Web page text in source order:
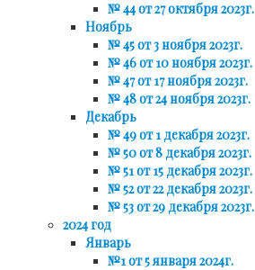
№ 44 от 27 октября 2023г.
Ноябрь
№ 45 от 3 ноября 2023г.
№ 46 от 10 ноября 2023г.
№ 47 от 17 ноября 2023г.
№ 48 от 24 ноября 2023г.
Декабрь
№ 49 от 1 декабря 2023г.
№ 50 от 8 декабря 2023г.
№ 51 от 15 декабря 2023г.
№ 52 от 22 декабря 2023г.
№ 53 от 29 декабря 2023г.
2024 год
Январь
№1 от 5 января 2024г.